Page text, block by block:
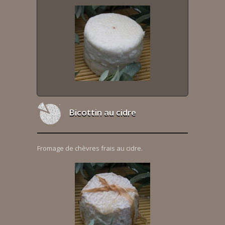
Bicottin au cidre
Fromage de chèvres frais au cidre.